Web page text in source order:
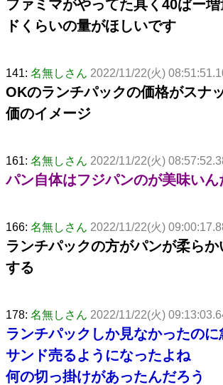
ファミマがやってた具く40ぱー
ドくらいの量がほしいです
141: 名無しさん 2022/11/22(火)
OKのランチパックの価格がスナ
価のイメージ
161: 名無しさん 2022/11/22(火)
パン自体はフジパンのが美味いん
166: 名無しさん 2022/11/22(火)
ランチパックの方がパンが柔ら
する
178: 名無しさん 2022/11/22(火)
ランチパックしか見なかったのに
サンド売るようになったよね
何の切っ掛けがあったんだろう